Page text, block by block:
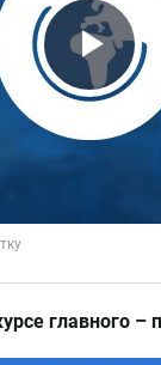
Play
главного –